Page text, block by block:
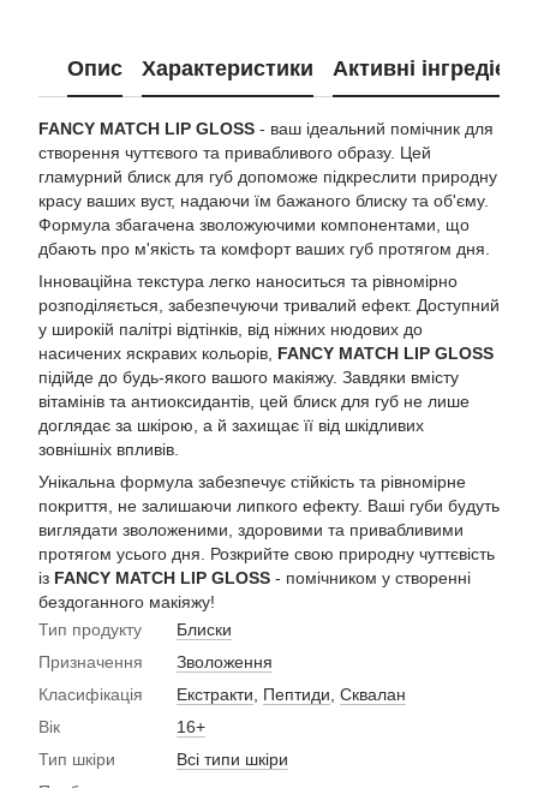
Опис Характеристики Активні
FANCY MATCH LIP GLOSS - ваш ідеальний помічник для
створення чуттєвого та привабливого образу. Цей
гламурний блиск для губ допоможе підкреслити природну
красу ваших вуст, надаючи їм бажаного блиску та об'єму.
Формула збагачена зволожуючими компонентами, що
дбають про м'якість та комфорт ваших губ протягом дня.
Інноваційна текстура легко наноситься та рівномірно
розподіляється, забезпечуючи тривалий ефект. Доступний
у широкій палітрі відтінків, від ніжних нюдових до
насичених яскравих кольорів, FANCY MATCH LIP GLOSS
підійде до будь-якого вашого макіяжу. Завдяки вмісту
вітамінів та антиоксидантів, цей блиск для губ не лише
доглядає за шкірою, а й захищає її від шкідливих
зовнішніх впливів.
Унікальна формула забезпечує стійкість та рівномірне
покриття, не залишаючи липкого ефекту. Ваші губи будуть
виглядати зволоженими, здоровими та привабливими
протягом усього дня. Розкрийте свою природну чуттєвість
із FANCY MATCH LIP GLOSS - помічником у створенні
бездоганного макіяжу!
Тип продукту
Блиски
Призначення
Зволоження
Класифікація
Екстракти Пептиди Сквалан
Вік
16+
Тип шкіри
Всі типи шкіри